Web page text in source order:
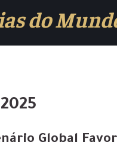
do
Global